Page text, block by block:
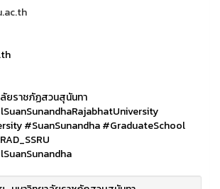
ยราชภัฏสวนสุนันทา
#SuanSunandha#GraduateSchool